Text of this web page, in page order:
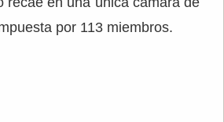
por 113 miembros.